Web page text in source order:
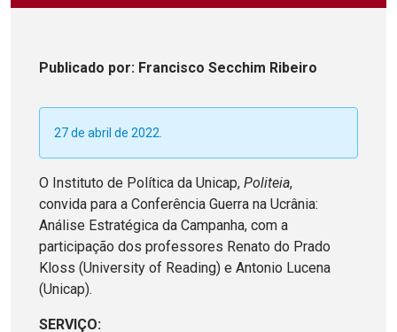
Publicado por: Francisco Secchim Ribeiro
27 de abril de 2022.
O Instituto de Política da Unicap, Politeia,
convida para a Conferência Guerra na Ucrânia:
Análise Estratégica da Campanha, com a
participação dos professores Renato do Prado
Kloss (University of Reading) e Antonio Lucena
(Unicap).
SERVIÇO: